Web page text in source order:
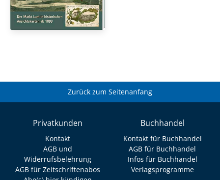
Zurück zum Seitenanfang
Privatkunden
Kontakt
AGB und
Widerrufsbelehrung
AGB für Zeitschriftenabos
Buchhandel
Kontakt für Buchhandel
AGB für Buchhandel
Infos für Buchhandel
Verlagsprogramme